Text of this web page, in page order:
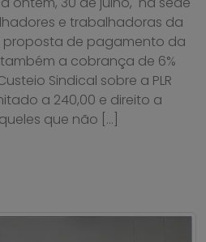
e trabalhadoras da
de pagamento da
também a cobrança de 6%
Sindical sobre a PLR
a 240,00 e direito a
que não […]